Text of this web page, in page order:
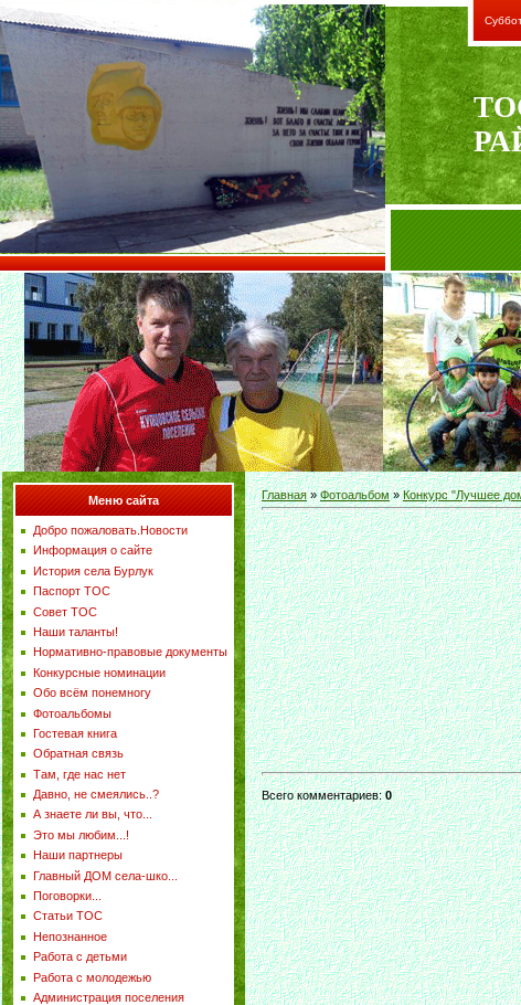
Меню сайта
Добро пожаловать.Новости
Информация о сайте
История села Бурлук
Паспорт ТОС
Совет ТОС
Наши таланты!
Нормативно-правовые документы
Конкурсные номинации
Обо всём понемногу
Фотоальбомы
Гостевая книга
Обратная связь
Там, где нас нет
Давно, не смеялись..?
А знаете ли вы, что...
Это мы любим...!
Наши партнеры
Главный ДОМ села-шко...
Поговорки...
Статьи ТОС
Непознанное
Работа с детьми
Работа с молодежью
Администрация поселения
Главная»Фотоальбом»Конкурс "Лучшее
Всего комментариев:0